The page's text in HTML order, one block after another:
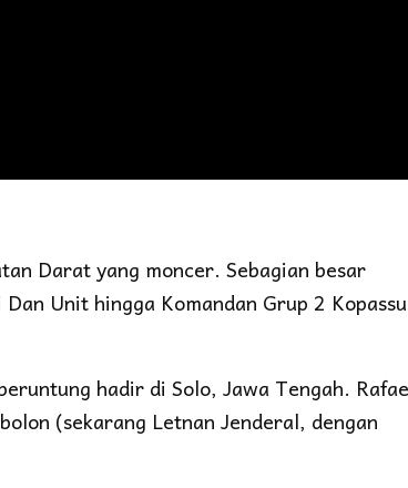
Darat yang moncer. Sebagian besar
Unit hingga Komandan Grup 2
hadir di Solo, Jawa Tengah.
(sekarang Letnan Jenderal, dengan